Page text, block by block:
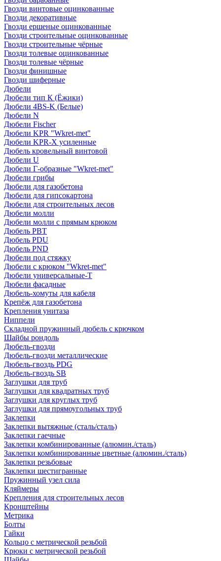
Гвозди винтовые оцинкованные
Гвозди декоративные
Гвозди ершеные оцинкованные
Гвозди строительные оцинкованные
Гвозди строительные чёрные
Гвозди толевые оцинкованные
Гвозди толевые чёрные
Гвозди финишные
Гвозди шиферные
Дюбели
Дюбели тип К (Ёжики)
Дюбели 4BS-K (Белые)
Дюбели N
Дюбели Fischer
Дюбели KPR "Wkret-met"
Дюбели KPR-Х усиленные
Дюбель кровельный винтовой
Дюбели U
Дюбели Г-образные "Wkret-met"
Дюбели грибы
Дюбели для газобетона
Дюбели для гипсокартона
Дюбели для строительных лесов
Дюбели молли
Дюбели молли с прямым крюком
Дюбель PBT
Дюбель PDU
Дюбель PND
Дюбели под стяжку
Дюбели с крюком "Wkret-met"
Дюбели универсальные-Т
Дюбели фасадные
Дюбель-хомуты для кабеля
Крепёж для газобетона
Крепления унитаза
Ниппели
Складной пружинный дюбель с крючком
Шайбы рондоль
Дюбель-гвозди
Дюбель-гвозди металлические
Дюбель-гвоздь PDG
Дюбель-гвоздь SB
Заглушки для труб
Заглушки для квадратных труб
Заглушки для круглых труб
Заглушки для прямоугольных труб
Заклепки
Заклепки вытяжные (сталь/сталь)
Заклепки гаечные
Заклепки комбинированные (алюмин./сталь)
Заклепки комбинированные цветные (алюмин./сталь)
Заклепки резьбовые
Заклепки шестигранные
Пружинный узел сила
Кляймеры
Крепления для строительных лесов
Кронштейны
Метрика
Болты
Гайки
Кольцо с метрической резьбой
Крюки с метрической резьбой